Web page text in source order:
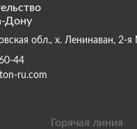
Дону
обл., х. Ленинаван, 2-
44
ru.com
Горячая линия